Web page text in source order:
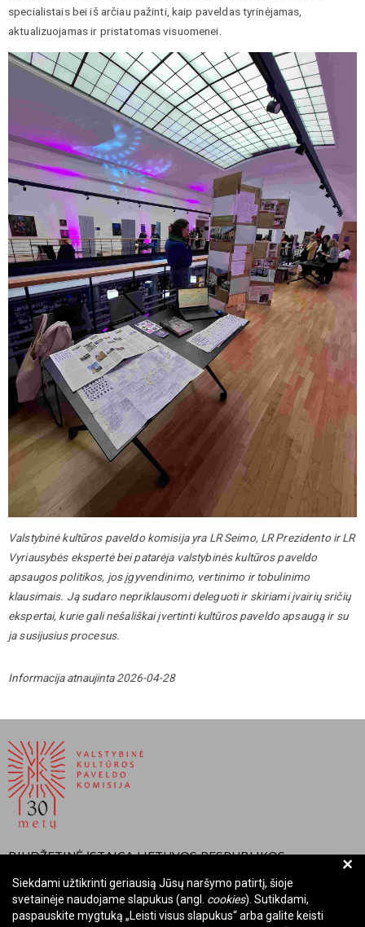
specialistais bei iš arčiau pažinti, kaip paveldas tyrinėjamas,
aktualizuojamas ir pristatomas visuomenei.
Valstybinė kultūros paveldo komisija yra LR Seimo, LR Prezidento ir LR
Vyriausybės ekspertė bei patarėja valstybinės kultūros paveldo
apsaugos politikos, jos įgyvendinimo, vertinimo ir tobulinimo
klausimais. Ją sudaro nepriklausomi deleguoti ir skiriami įvairių sričių
ekspertai, kurie gali nešališkai įvertinti kultūros paveldo apsaugą ir su
ja susijusius procesus.
Informacija atnaujinta 2026-04-28
BIUDŽETINĖ ĮSTAIGA LIETUVOS RESPUBLIKOS
Įmonės kodas: Juridinių asmenų registre 288700520
+
Siekdami užtikrinti geriausią Jūsų naršymo patirtį, šioje
svetainėje naudojame slapukus (angl. cookies). Sutikdami,
paspauskite mygtuką „Leisti visus slapukus“ arba galite keisti